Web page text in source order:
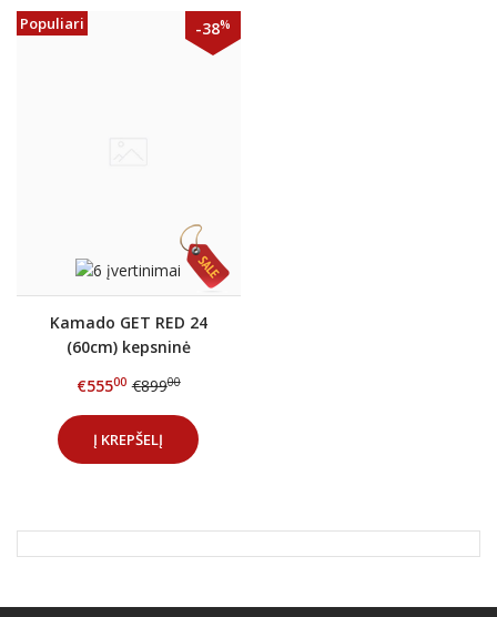
Populiari -38%
Kamado GET RED 24
(60cm) kepsninė
€55500 €89900
Į KREPŠELĮ